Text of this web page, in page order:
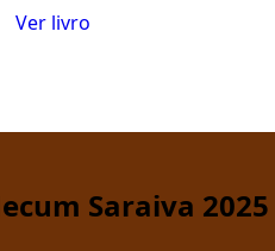
Ver livro
Saraiva 2025